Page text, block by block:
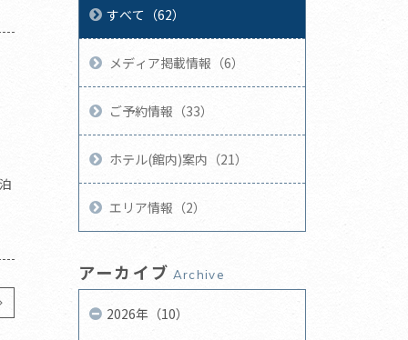
すべて（62）
メディア掲載情報（6）
ご予約情報（33）
ホテル(館内)案内（21）
エリア情報（2）
アーカイブ Archive
2026年（10）